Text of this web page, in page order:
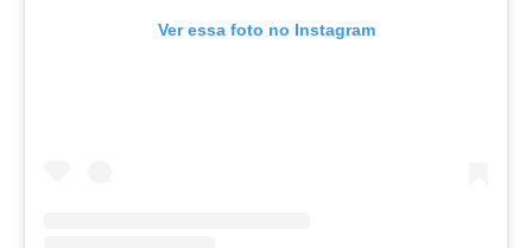
Ver essa foto no Instagram